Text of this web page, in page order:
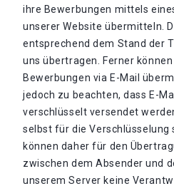
ihre Bewerbungen mittels
unserer Website übermitteln.
entsprechend dem Stand der
uns übertragen. Ferner
Bewerbungen via E-Mail
jedoch zu beachten, dass E-
verschlüsselt versendet
selbst für die Verschlüsselung
können daher für den
zwischen dem Absender und
unserem Server keine